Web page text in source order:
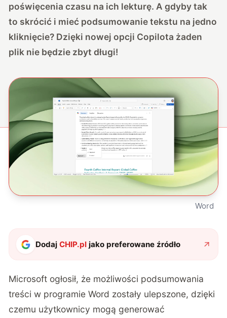
poświęcenia czasu na ich lekturę. A gdyby tak
to skrócić i mieć podsumowanie tekstu na jedno
kliknięcie? Dzięki nowej opcji Copilota żaden
plik nie będzie zbyt długi!
Word
DodajCHIP.pl jako preferowane źródło
Microsoft ogłosił, że możliwości podsumowania
treści w programie Word zostały ulepszone, dzięki
czemu użytkownicy mogą generować